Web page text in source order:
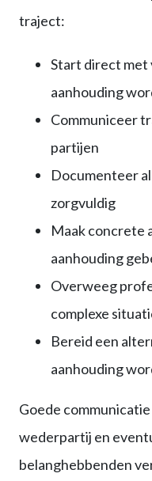
traject:
Start direct met
aanhouding
Communiceer
partijen
Documenteer
zorgvuldig
Maak concrete
aanhouding
Overweeg
complexe
Bereid een
aanhouding
Goede
wederpartij en
belanghebbenden